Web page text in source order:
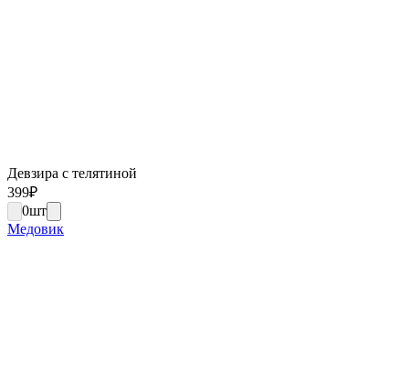
Девзира с телятиной
399₽
0шт
Медовик